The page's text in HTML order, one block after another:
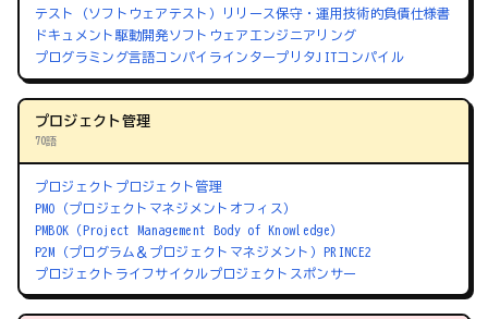
テスト（ソフトウェアテスト）
リリース保守・運用 技術的負債仕様書
ドキュメント駆動開発ソフトウェアエンジニアリング
プログラミング言語コンパイラインタープリタ JITコンパイル
プロジェクト管理
70語
プロジェクト プロジェクト管理
PMO（プロジェクトマネジメントオフィス）
PMBOK（Project Management Body of Knowledge）
P2M（プログラム＆プロジェクトマネジメント） PRINCE2
プロジェクトライフサイクルプロジェクトスポンサー